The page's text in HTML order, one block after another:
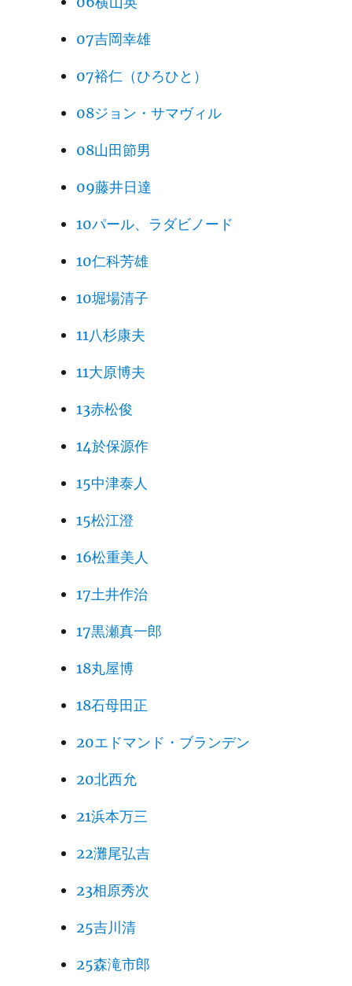
07吉岡幸雄
07裕仁（ひろひと）
08ジョン・サマヴィル
08山田節男
09藤井日達
10パール、ラダビノード
10仁科芳雄
10堀場清子
11八杉康夫
11大原博夫
13赤松俊
14於保源作
15中津泰人
15松江澄
16松重美人
17土井作治
17黒瀬真一郎
18丸屋博
18石母田正
20エドマンド・ブランデン
20北西允
21浜本万三
22灘尾弘吉
23相原秀次
25吉川清
25森滝市郎